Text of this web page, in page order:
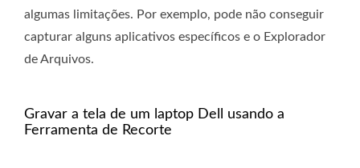
algumas limitações. Por exemplo, pode não conseguir
capturar alguns aplicativos específicos e o Explorador
de Arquivos.
Gravar a tela de um laptop Dell usando a
Ferramenta de Recorte